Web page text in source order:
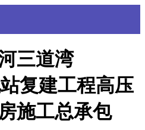
三道湾
复建工程高压
施工总承包